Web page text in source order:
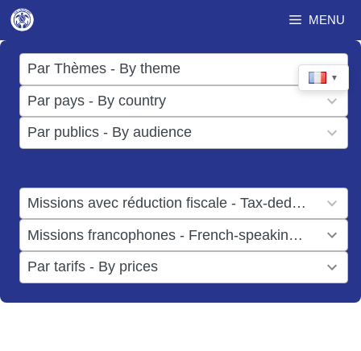
Aller
au
contenu
MENU
▼
Par Thèmes - By theme
17
results
available
Par pays - By country
50
results
available
Par publics - By audience
results
Missions avec réduction fiscale - Tax-deductible missions
result
available
Missions francophones - French-speaking missions
result
available
Par tarifs - By prices
results
available